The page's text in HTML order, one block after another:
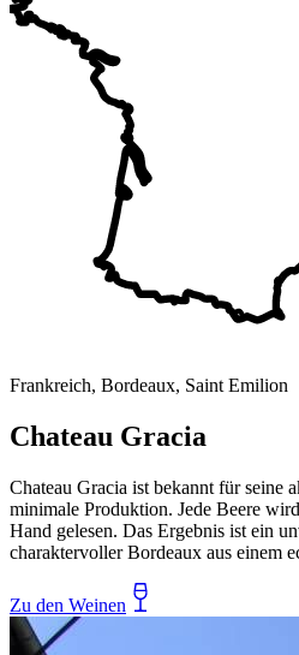
Frankreich, Bordeaux, Saint Emilion
Chateau Gracia
Chateau Gracia ist bekannt für seine
minimale Produktion. Jede Beere
Hand gelesen. Das Ergebnis ist ein
charaktervoller Bordeaux aus einem
Zu den Weinen